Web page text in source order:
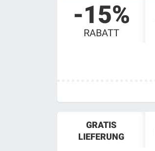
-15%
RABATT
GRATIS
LIEFERUNG